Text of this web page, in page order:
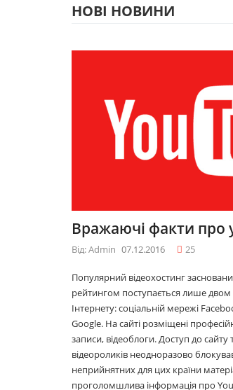
НОВІ НОВИНИ
Вражаючі факти про
Від: Admin 07.12.2016 25
Популярний відеохостинг
рейтингом поступається лише двом
Інтернету: соціальній мережі
Google. На сайті розміщені
записи, відеоблоги. Доступ до
відеороликів неодноразово
неприйнятних для цих країни
проголомшлива інформація про You
10 лайфхаків: як
легко прокидатися
2017році
29.11.2016
Топ 5 серіалів
08.06.2016